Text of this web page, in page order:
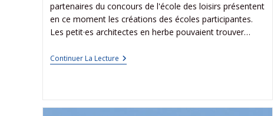
partenaires du concours de l'école des loisirs présentent
en ce moment les créations des écoles participantes.
Les petit·es architectes en herbe pouvaient trouver…
Continuer La Lecture